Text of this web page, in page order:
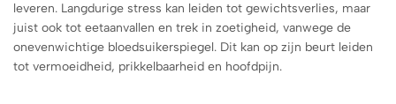
leveren. Langdurige stress kan leiden tot gewichtsverlies, maar
juist ook tot eetaanvallen en trek in zoetigheid, vanwege de
onevenwichtige bloedsuikerspiegel. Dit kan op zijn beurt leiden
tot vermoeidheid, prikkelbaarheid en hoofdpijn.